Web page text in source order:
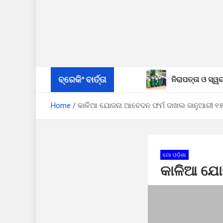
ବ୍ରେକିଂ ବାର୍ତ୍ତା ନିରାପତ୍ତା ଓ
୮ ବର୍ଷ ପରେ
କଟକରେ
ଏମ୍. ରାମପୁର
Home କାଳିଆ ଯୋଜନା ଆବେଦନ ଫର୍ମ ଦାଖଲ ଜାନୁଆରୀ
ମୋ ଓଡ଼ିଶା
କାଳିଆ